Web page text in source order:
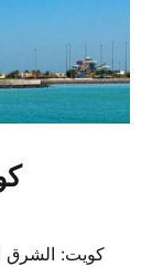
کویت: الشرق